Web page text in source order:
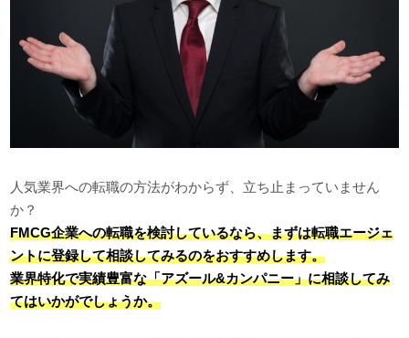
人気業界への転職の方法がわからず、立ち止まっていません
か？
FMCG企業への転職を検討しているなら、まずは転職エージェ
ントに登録して相談してみるのをおすすめします。
業界特化で実績豊富な「アズール&カンパニー」に相談してみ
てはいかがでしょうか。